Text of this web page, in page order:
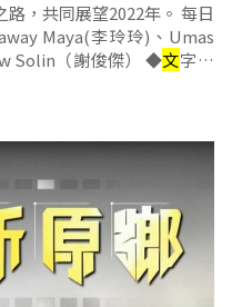
共同展望2022年。 每日
Suqluman ◆影像統籌｜Pahaw Solin（謝俊傑） ◆文字採
Suqluman、Ciwas
Calaw Opic (丁至軒)、法
)、uliu(郭亞文…